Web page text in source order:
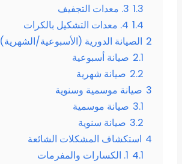
1.3 3. معدات التجفيف
1.4 4. معدات التشكيل بالكرات
2 الصيانة الدورية (الأسبوعية/الشهرية)
2.1 صيانة أسبوعية
2.2 صيانة شهرية
3 صيانة موسمية وسنوية
3.1 صيانة موسمية
3.2 صيانة سنوية
4 استكشاف المشكلات الشائعة
4.1 1. الكسارات والمفرمات